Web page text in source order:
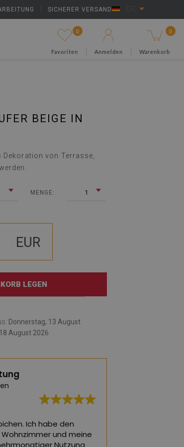
SICHERER VERSAND
0
Favoriten Anmelden
0
Warenkorb
BEIGE IN
Dekoration von Terrasse,
MENGE: 1
EUR
LEGEN
Donnerstag, 13 August
August 2026
Ich habe den
und meine
Nutzung